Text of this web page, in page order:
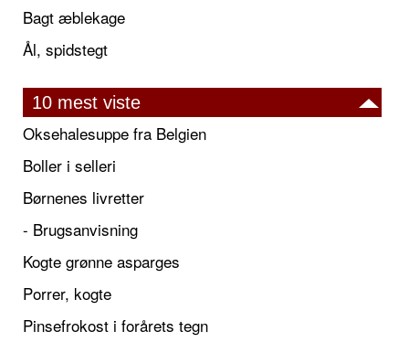
Bagt æblekage
Ål, spidstegt
10 mest viste
Oksehalesuppe fra Belgien
Boller i selleri
Børnenes livretter
- Brugsanvisning
Kogte grønne asparges
Porrer, kogte
Pinsefrokost i forårets tegn